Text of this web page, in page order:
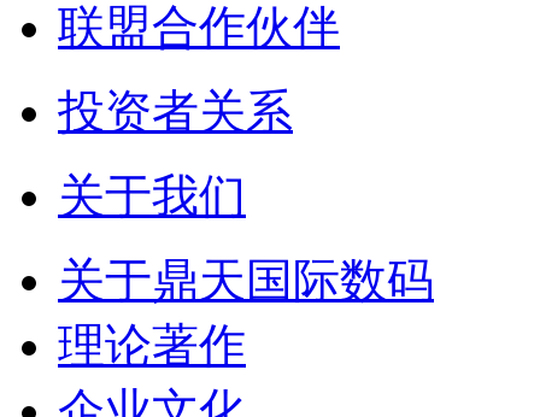
联盟合作伙伴
投资者关系
关于我们
关于鼎天国际数码
理论著作